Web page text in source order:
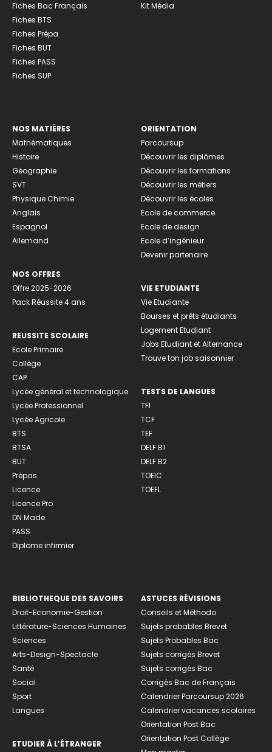
Fiches Bac Français
Fiches BTS
Fiches Prépa
Fiches BUT
Fiches PASS
Fiches SUP
Kit Média
NOS MATIÈRES
Mathématiques
Histoire
Géographie
SVT
Physique Chimie
Anglais
Espagnol
Allemand
NOS OFFRES
Offre 2025-2026
Pack Réussite 4 ans
REUSSITE SCOLAIRE
Ecole Primaire
Collège
CAP
Lycée général et technologique
Lycée Professionnel
Lycée Agricole
BTS
BTSA
BUT
Prépas
Licence
Licence Pro
DN Made
PASS
Diplome infirmier
ORIENTATION
Parcoursup
Découvrir les diplômes
Découvrir les formations
Découvrir les métiers
Découvrir les écoles
Ecole de commerce
Ecole de design
Ecole d’ingénieur
Devenir partenaire
VIE ETUDIANTE
Vie Etudiante
Bourses et prêts étudiants
Logement Etudiant
Jobs Etudiant et Alternance
Trouve ton job saisonnier
TESTS DE LANGUES
TFI
TCF
TEF
DELF B1
DELF B2
TOEIC
TOEFL
BIBLIOTHEQUE DES SAVOIRS
Droit-Economie-Gestion
Littérature-Sciences Humaines
Sciences
Arts-Design-Spectacle
Santé
Social
Sport
Langues
ETUDIER À L’ÉTRANGER
ASTUCES RÉVISIONS
Conseils et Méthodo
Sujets probables Brevet
Sujets Probables Bac
Sujets corrigés Brevet
Sujets corrigés Bac
Corrigés Bac de Français
Calendrier Parcoursup 2026
Calendrier vacances scolaires
Orientation Post Bac
Orientation Post Collège